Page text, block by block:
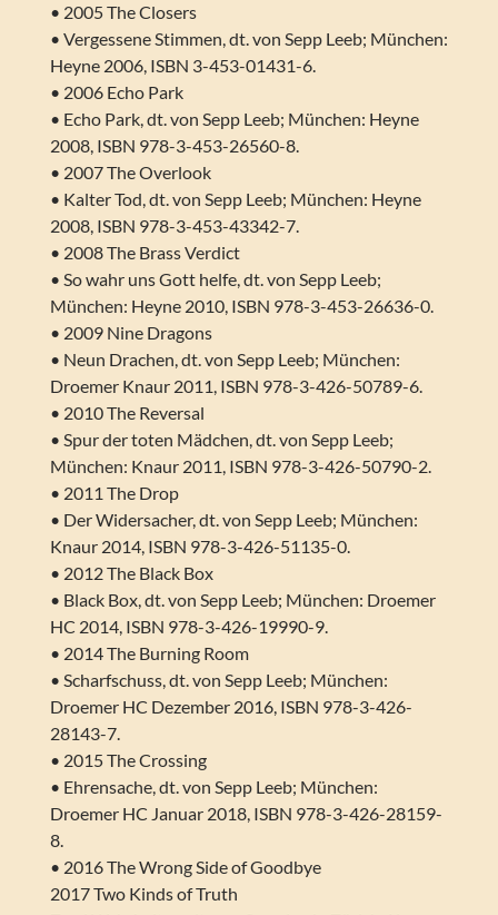
• 2005 The Closers
• Vergessene Stimmen, dt. von Sepp Leeb; München:
Heyne 2006, ISBN 3-453-01431-6.
• 2006 Echo Park
• Echo Park, dt. von Sepp Leeb; München: Heyne
2008, ISBN 978-3-453-26560-8.
• 2007 The Overlook
• Kalter Tod, dt. von Sepp Leeb; München: Heyne
2008, ISBN 978-3-453-43342-7.
• 2008 The Brass Verdict
• So wahr uns Gott helfe, dt. von Sepp Leeb;
München: Heyne 2010, ISBN 978-3-453-26636-0.
• 2009 Nine Dragons
• Neun Drachen, dt. von Sepp Leeb; München:
Droemer Knaur 2011, ISBN 978-3-426-50789-6.
• 2010 The Reversal
• Spur der toten Mädchen, dt. von Sepp Leeb;
München: Knaur 2011, ISBN 978-3-426-50790-2.
• 2011 The Drop
• Der Widersacher, dt. von Sepp Leeb; München:
Knaur 2014, ISBN 978-3-426-51135-0.
• 2012 The Black Box
• Black Box, dt. von Sepp Leeb; München: Droemer
HC 2014, ISBN 978-3-426-19990-9.
• 2014 The Burning Room
• Scharfschuss, dt. von Sepp Leeb; München:
Droemer HC Dezember 2016, ISBN 978-3-426-
28143-7.
• 2015 The Crossing
• Ehrensache, dt. von Sepp Leeb; München:
Droemer HC Januar 2018, ISBN 978-3-426-28159-
8.
• 2016 The Wrong Side of Goodbye
2017 Two Kinds of Truth